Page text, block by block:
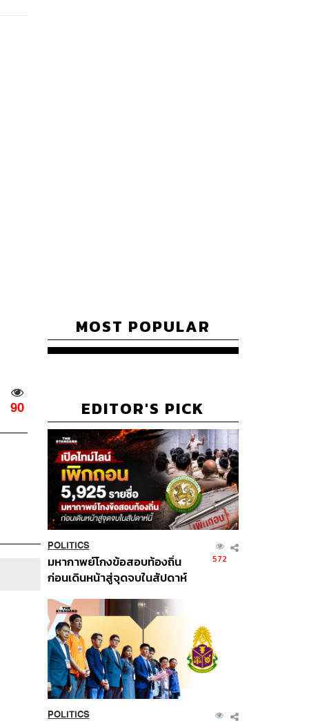
90
MOST POPULAR
EDITOR'S PICK
POLITICS
มหากาพย์โกงข้อสอบท้องถิ่น
ก่อนเดินหน้าสู่จุดจบในสัปดาห์
572
POLITICS